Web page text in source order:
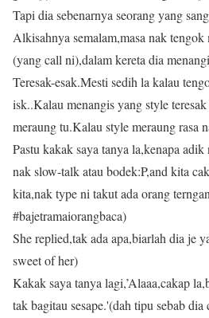
Tapi dia sebenarnya seorang yang
Alkisahnya semalam,masa nak
(yang call ni),dalam kereta dia
Teresak-esak.Mesti sedih la kalau
isk..Kalau menangis yang style
meraung tu.Kalau style meraung rasa
Pastu kakak saya tanya la,kenapa
nak slow-talk atau bodek:P,and kita
kita,nak type ni takut ada orang
#bajetramaiorangbaca)
She replied,tak ada apa,biarlah dia je
sweet of her)
Kakak saya tanya lagi,’Alaaa,cakap
tak bagitau sesape.'(dah tipu sebab